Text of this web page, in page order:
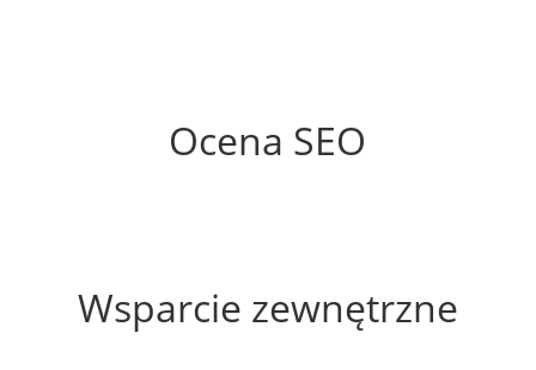
Ocena SEO
Wsparcie zewnętrzne